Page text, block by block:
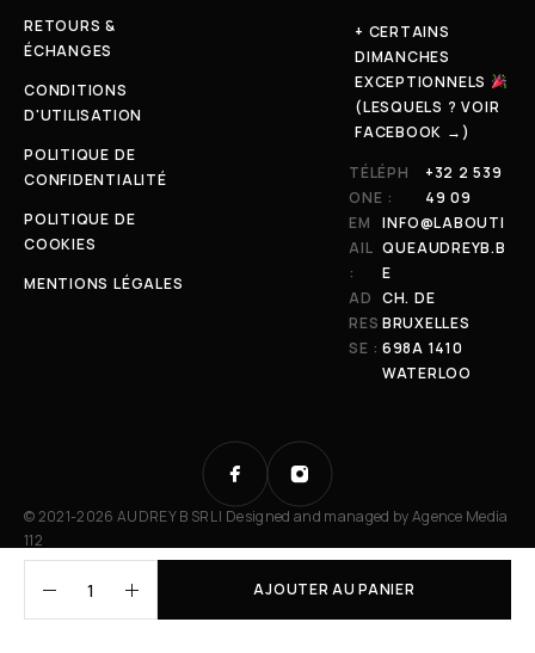
AJOUTER AU PANIER
RETOURS &
ÉCHANGES
CONDITIONS
D'UTILISATION
POLITIQUE DE
CONFIDENTIALITÉ
POLITIQUE DE
COOKIES
MENTIONS LÉGALES
+ CERTAINS
DIMANCHES
EXCEPTIONNELS
(LESQUELS ? VOIR
FACEBOOK →)
TÉLÉPH
ONE :
+32 2 539
49 09
EM
AIL
:
INFO@LABOUTI
QUEAUDREYB.B
E
AD
RES
SE :
CH. DE
BRUXELLES
698A 1410
WATERLOO
© 2021-2026 AUDREY B SRL | Designed and managed byAgence Media
112